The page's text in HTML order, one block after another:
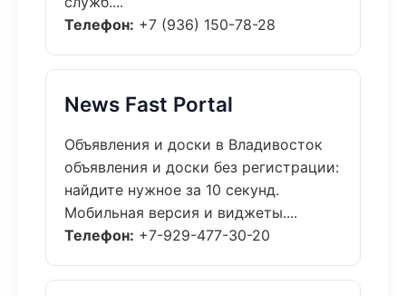
Телефон: +7 (936) 150-78-28
News Fast Portal
Объявления и доски в Владивосток
объявления и доски без регистрации:
найдите нужное за 10 секунд.
Мобильная версия и виджеты....
Телефон: +7-929-477-30-20